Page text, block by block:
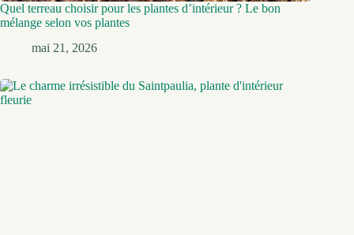
Quel terreau choisir pour les plantes d’intérieur ? Le bon
mélange selon vos plantes
mai 21, 2026